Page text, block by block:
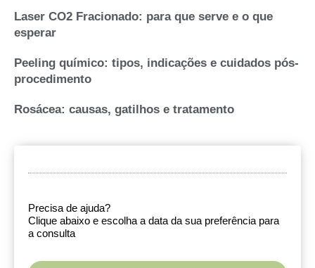
Laser CO2 Fracionado: para que serve e o que
esperar
Peeling químico: tipos, indicações e cuidados pós-
procedimento
Rosácea: causas, gatilhos e tratamento
Precisa de ajuda?
Clique abaixo e escolha a data da sua preferência para
a consulta